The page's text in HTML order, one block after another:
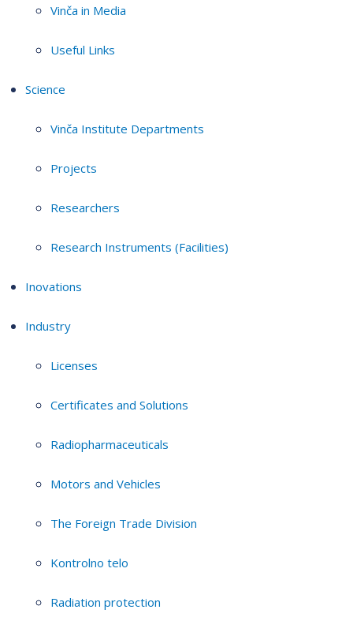
Vinča in Media
Useful Links
Science
Vinča Institute Departments
Projects
Researchers
Research Instruments (Facilities)
Inovations
Industry
Licenses
Certificates and Solutions
Radiopharmaceuticals
Motors and Vehicles
The Foreign Trade Division
Kontrolno telo
Radiation protection